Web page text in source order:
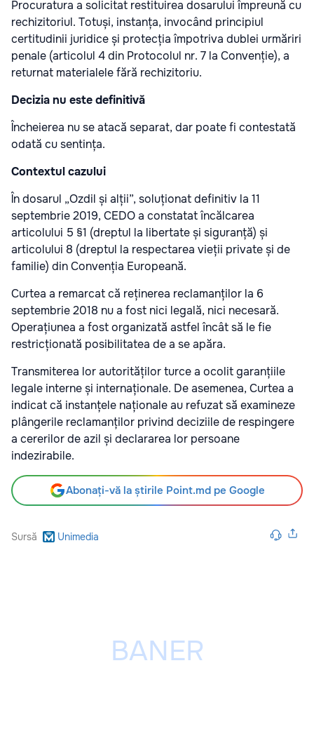
Procuratura a solicitat restituirea dosarului împreună cu
rechizitoriul. Totuși, instanța, invocând principiul
certitudinii juridice și protecția împotriva dublei urmăriri
penale (articolul 4 din Protocolul nr. 7 la Convenție), a
returnat materialele fără rechizitoriu.
Decizia nu este definitivă
Încheierea nu se atacă separat, dar poate fi contestată
odată cu sentința.
Contextul cazului
În dosarul „Ozdil și alții”, soluționat definitiv la 11
septembrie 2019, CEDO a constatat încălcarea
articolului 5 §1 (dreptul la libertate și siguranță) și
articolului 8 (dreptul la respectarea vieții private și de
familie) din Convenția Europeană.
Curtea a remarcat că reținerea reclamanților la 6
septembrie 2018 nu a fost nici legală, nici necesară.
Operațiunea a fost organizată astfel încât să le fie
restricționată posibilitatea de a se apăra.
Transmiterea lor autorităților turce a ocolit garanțiile
legale interne și internaționale. De asemenea, Curtea a
indicat că instanțele naționale au refuzat să examineze
plângerile reclamanților privind deciziile de respingere
a cererilor de azil și declararea lor persoane
indezirabile.
Abonați-vă la știrile Point.md pe Google
Sursă Unimedia